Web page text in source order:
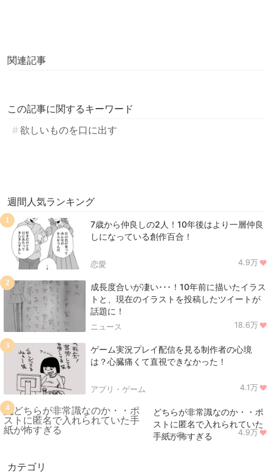
関連記事
この記事に関するキーワード
欲しいものを口に出す
週間人気ランキング
7歳から仲良しの2人！10年後はより一層仲良
しになっている創作百合！
恋愛 4.9万
1
成長度合いが凄い･･･！10年前に描いたイラス
トと、現在のイラストを投稿したツイートが
話題に！
ニュース 18.6万
2
ゲーム実況プレイ配信を見る制作者の心境
は？心臓痛くて直視できなかった！
アプリ・ゲーム 4.1万
3
どちらが非常識なのか・・ポ
ストに匿名で入れられていた
手紙が怖すぎる
ニュース 4.9万
4
カテゴリ